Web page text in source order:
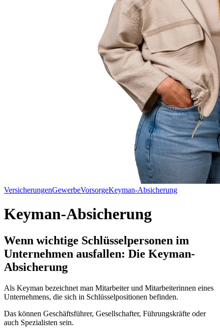
VersicherungenGewerbeVorsorgeKeyman-Absicherung
Keyman-Absicherung
Wenn wichtige Schlüsselpersonen im
Unternehmen ausfallen: Die Keyman-
Absicherung
Als Keyman bezeichnet man Mitarbeiter und Mitarbeiterinnen eines
Unternehmens, die sich in Schlüsselpositionen befinden.
Das können Geschäftsführer, Gesellschafter, Führungskräfte oder
auch Spezialisten sein.